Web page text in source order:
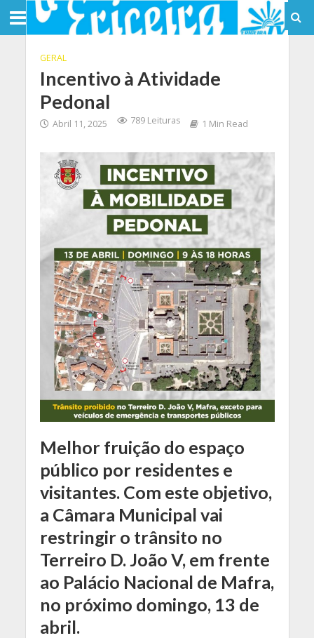
GERAL
Incentivo à Atividade
Pedonal
Abril 11, 2025 789 Leituras 1 Min Read
Melhor fruição do espaço
público por residentes e
visitantes. Com este objetivo,
a Câmara Municipal vai
restringir o trânsito no
Terreiro D. João V, em frente
ao Palácio Nacional de Mafra,
no próximo domingo, 13 de
abril.